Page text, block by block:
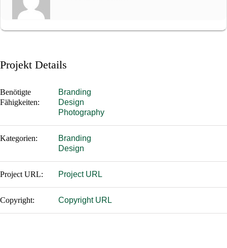
Projekt Details
Benötigte
Fähigkeiten:
Branding
Design
Photography
Kategorien:
Branding
Design
Project URL: Project URL
Copyright: Copyright URL